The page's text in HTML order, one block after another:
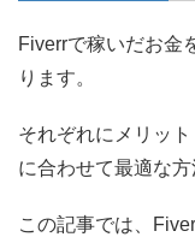
Fiverrで稼いだお金
ります。
それぞれにメリッ
に合わせて最適な方
この記事では、